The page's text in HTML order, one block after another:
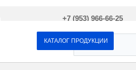
+7 (953) 966-66-25
КАТАЛОГ ПРОДУКЦИИ